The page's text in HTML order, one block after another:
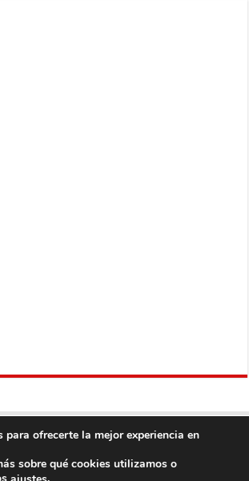
para ofrecerte la mejor experiencia en
sobre qué cookies utilizamos o